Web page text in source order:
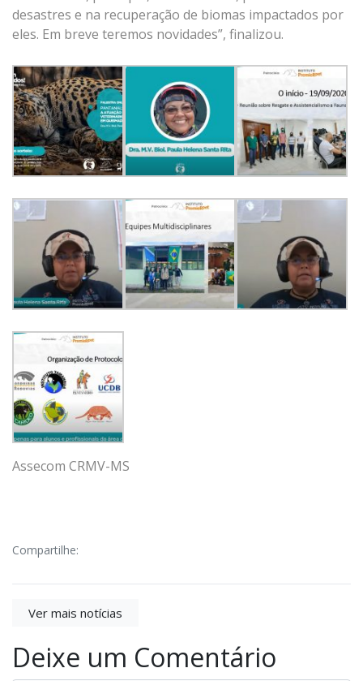
desastres e na recuperação de biomas impactados por
eles. Em breve teremos novidades”, finalizou.
Assecom CRMV-MS
Compartilhe:
Ver mais notícias
Deixe um Comentário